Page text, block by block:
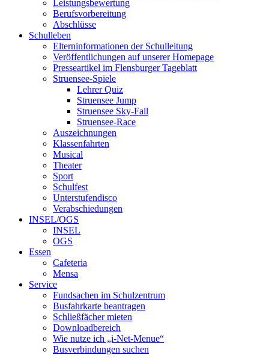
Leistungsbewertung
Berufsvorbereitung
Abschlüsse
Schulleben
Elterninformationen der Schulleitung
Veröffentlichungen auf unserer Homepage
Presseartikel im Flensburger Tageblatt
Struensee-Spiele
Lehrer Quiz
Struensee Jump
Struensee Sky-Fall
Struensee-Race
Auszeichnungen
Klassenfahrten
Musical
Theater
Sport
Schulfest
Unterstufendisco
Verabschiedungen
INSEL/OGS
INSEL
OGS
Essen
Cafeteria
Mensa
Service
Fundsachen im Schulzentrum
Busfahrkarte beantragen
Schließfächer mieten
Downloadbereich
Wie nutze ich „i-Net-Menue“
Busverbindungen suchen